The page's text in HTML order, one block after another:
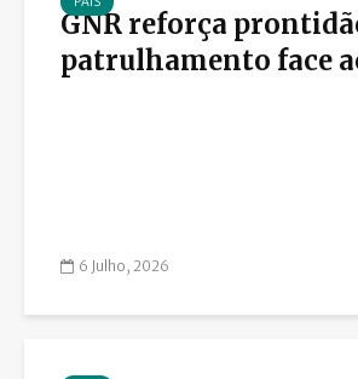
GNR reforça
patrulhamento face
6 Julho, 2026